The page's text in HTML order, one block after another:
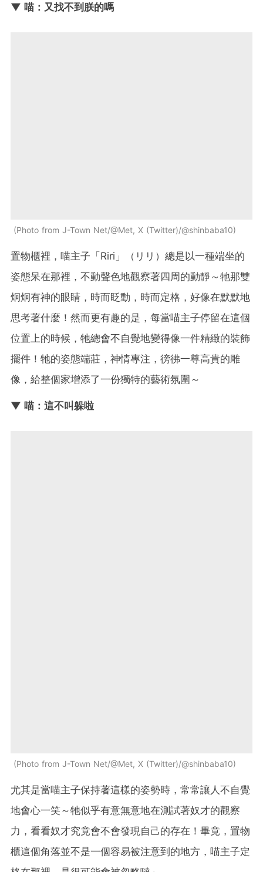
▼ 喵：又找不到朕的嗎
Photo from J-Town Net/@Met, X (Twitter)/@shinbaba10
置物櫃裡，喵主子「Riri」（リリ）總是以一種端坐的
姿態呆在那裡，不動聲色地觀察著四周的動靜～牠那雙
炯炯有神的眼睛，時而眨動，時而定格，好像在默默地
思考著什麼！然而更有趣的是，每當喵主子停留在這個
位置上的時候，牠總會不自覺地變得像一件精緻的裝飾
擺件！牠的姿態端莊，神情專注，徬彿一尊高貴的雕
像，給整個家增添了一份獨特的藝術氛圍～
▼ 喵：這不叫躲啦
Photo from J-Town Net/@Met, X (Twitter)/@shinbaba10
尤其是當喵主子保持著這樣的姿勢時，常常讓人不自覺
地會心一笑～牠似乎有意無意地在測試著奴才的觀察
力，看看奴才究竟會不會發現自己的存在！畢竟，置物
櫃這個角落並不是一個容易被注意到的地方，喵主子定